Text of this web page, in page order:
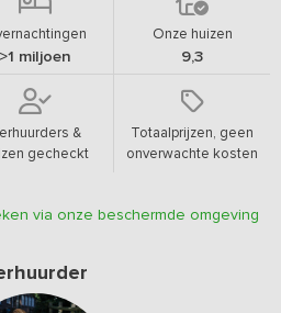
>1 miljoen
Onze huizen
9,3
&
gecheckt
Totaalprijzen, geen
onverwachte kosten
via onze beschermde omgeving